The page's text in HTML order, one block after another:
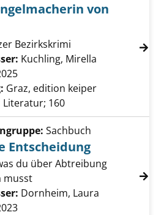
von Die Engelmacherin
von
Bezirkskrimi
Kuchling, Mirella
Graz, edition keiper
Literatur; 160
von Deine Entscheidung
Sachbuch
Entscheidung
du über Abtreibung
musst
Dornheim, Laura